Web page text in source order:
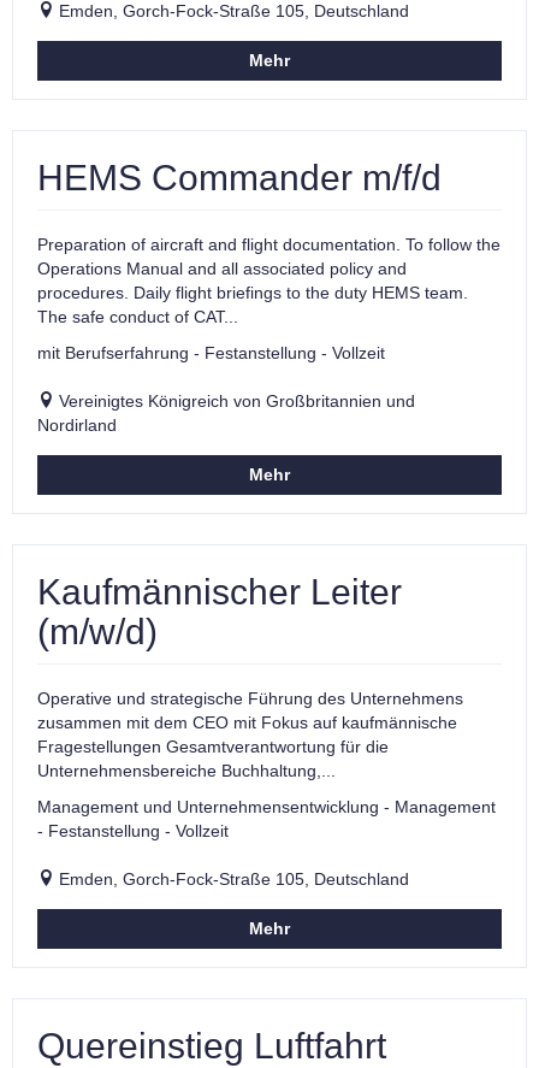
Emden, Gorch-Fock-Straße 105, Deutschland
Mehr
HEMS Commander m/f/d
Preparation of aircraft and flight documentation. To follow the
Operations Manual and all associated policy and
procedures. Daily flight briefings to the duty HEMS team.
The safe conduct of CAT...
mit Berufserfahrung - Festanstellung - Vollzeit
Vereinigtes Königreich von Großbritannien und
Nordirland
Mehr
Kaufmännischer Leiter
(m/w/d)
Operative und strategische Führung des Unternehmens
zusammen mit dem CEO mit Fokus auf kaufmännische
Fragestellungen Gesamtverantwortung für die
Unternehmensbereiche Buchhaltung,...
Management und Unternehmensentwicklung - Management
- Festanstellung - Vollzeit
Emden, Gorch-Fock-Straße 105, Deutschland
Mehr
Quereinstieg Luftfahrt